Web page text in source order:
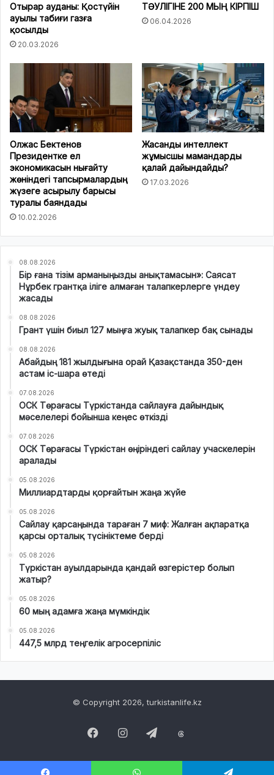
Отырар ауданы: Қостүйін
ауылы табиғи газға
қосылды
20.03.2026
ТӘУЛІГІНЕ 200 МЫҢ КІРПІШ
06.04.2026
Олжас Бектенов
Президентке ел
экономикасын нығайту
жөніндегі тапсырмалардың
жүзеге асырылу барысы
туралы баяндады
10.02.2026
Жасанды интеллект
жұмысшы мамандарды
қалай дайындайды?
17.03.2026
08.08.2026
Бір ғана тізім арманыңызды анықтамасын»: Саясат
Нұрбек грантқа іліге алмаған талапкерлерге үндеу
жасады
08.08.2026
Грант үшін биыл 127 мыңға жуық талапкер бақ сынады
08.08.2026
Абайдың 181 жылдығына орай Қазақстанда 350-ден
астам іс-шара өтеді
07.08.2026
ОСК Төрағасы Түркістанда сайлауға дайындық
мәселелері бойынша кеңес өткізді
07.08.2026
ОСК Төрағасы Түркістан өңіріндегі сайлау учаскелерін
аралады
05.08.2026
Миллиардтарды қорғайтын жаңа жүйе
05.08.2026
Сайлау қарсаңында тараған 7 миф: Жалған ақпаратқа
қарсы орталық түсініктеме берді
05.08.2026
Түркістан ауылдарында қандай өзгерістер болып
жатыр?
05.08.2026
60 мың адамға жаңа мүмкіндік
05.08.2026
447,5 млрд теңгелік агросерпіліс
© Copyright 2026, turkistanlife.kz
FacebookInstagramTelegram